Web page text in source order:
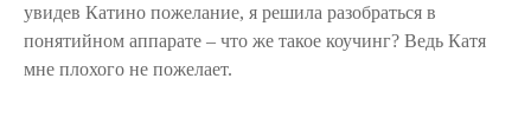
увидев Катино пожелание, я решила разобраться в
понятийном аппарате – что же такое коучинг? Ведь Катя
мне плохого не пожелает.